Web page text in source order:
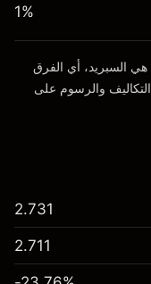
1%
هي السبريد، أي الفرق
التكاليف والرسوم على
2.731
2.711